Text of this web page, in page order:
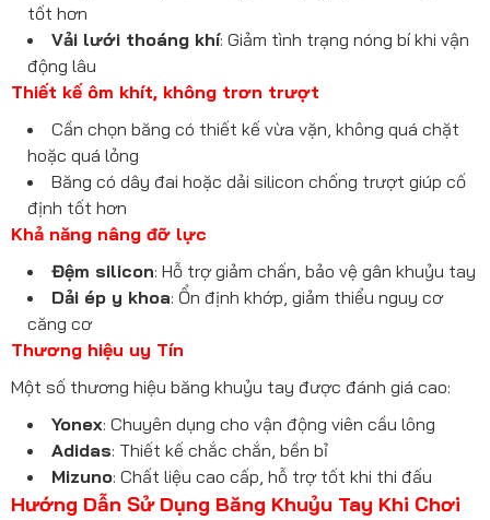
tốt hơn
Vải lưới thoáng khí: Giảm tình trạng nóng bí khi vận
động lâu
Thiết kế ôm khít, không trơn trượt
Cần chọn băng có thiết kế vừa vặn, không quá chặt
hoặc quá lỏng
Băng có dây đai hoặc dải silicon chống trượt giúp cố
định tốt hơn
Khả năng nâng đỡ lực
Đệm silicon: Hỗ trợ giảm chấn, bảo vệ gân khuỷu tay
Dải ép y khoa: Ổn định khớp, giảm thiểu nguy cơ
căng cơ
Thương hiệu uy Tín
Một số thương hiệu băng khuỷu tay được đánh giá cao:
Yonex: Chuyên dụng cho vận động viên cầu lông
Adidas: Thiết kế chắc chắn, bền bỉ
Mizuno: Chất liệu cao cấp, hỗ trợ tốt khi thi đấu
Hướng Dẫn Sử Dụng Băng Khuỷu Tay Khi Chơi